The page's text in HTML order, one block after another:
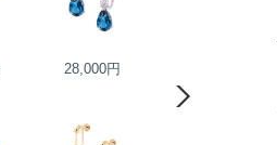
28,000円